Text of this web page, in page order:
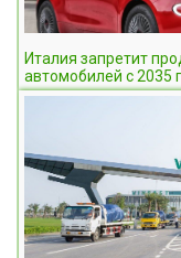
Италия запретит
автомобилей с 2035